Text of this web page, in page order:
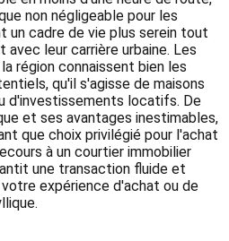
non négligeable pour les
un cadre de vie plus serein tout
leur carrière urbaine. Les
région connaissent bien les
qu'il s'agisse de maisons
d'investissements locatifs. De
et ses avantages inestimables,
que choix privilégié pour l'achat
à un courtier immobilier
une transaction fluide et
expérience d'achat ou de